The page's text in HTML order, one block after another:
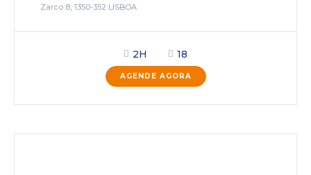
Zarco 8, 1350-352 LISBOA
2H 18
AGENDE AGORA